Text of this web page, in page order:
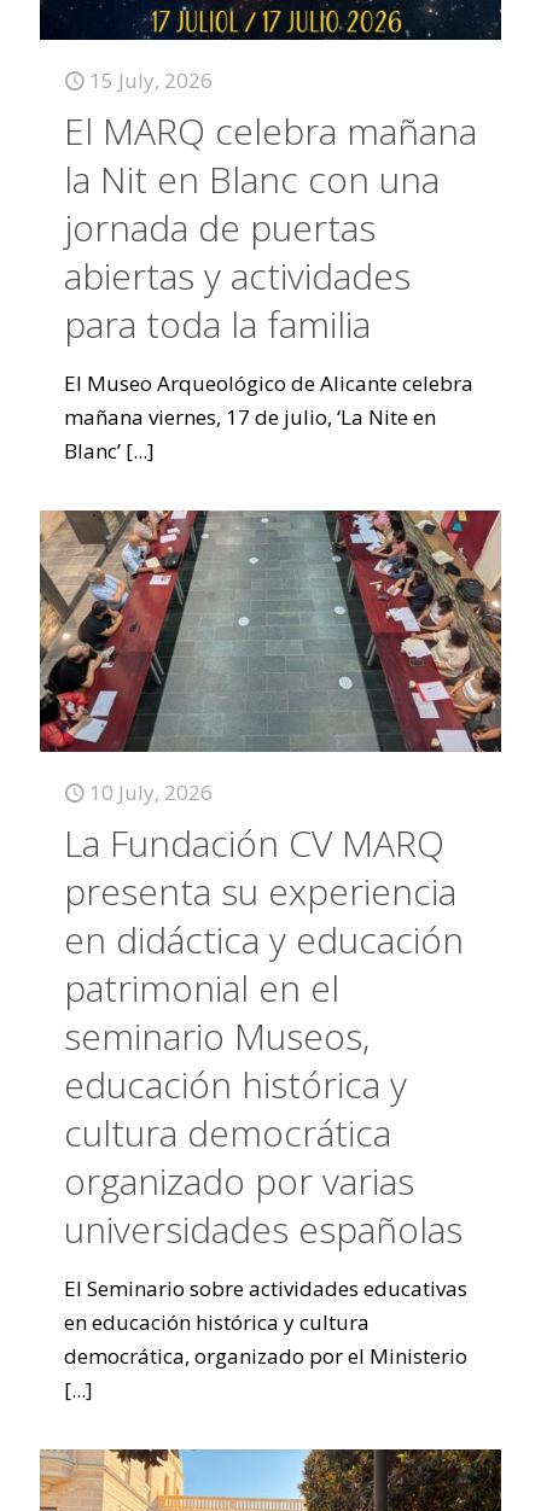
15 July, 2026
El MARQ celebra mañana
la Nit en Blanc con una
jornada de puertas
abiertas y actividades
para toda la familia
El Museo Arqueológico de Alicante celebra
mañana viernes, 17 de julio, ‘La Nite en
Blanc’ [...]
10 July, 2026
La Fundación CV MARQ
presenta su experiencia
en didáctica y educación
patrimonial en el
seminario Museos,
educación histórica y
cultura democrática
organizado por varias
universidades españolas
El Seminario sobre actividades educativas
en educación histórica y cultura
democrática, organizado por el Ministerio
[...]